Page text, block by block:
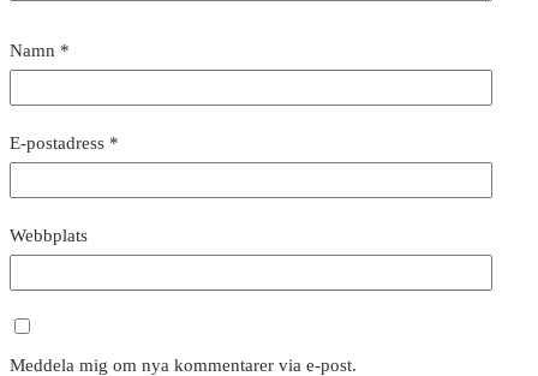
Namn *
E-postadress *
Webbplats
Meddela mig om nya kommentarer via e-post.